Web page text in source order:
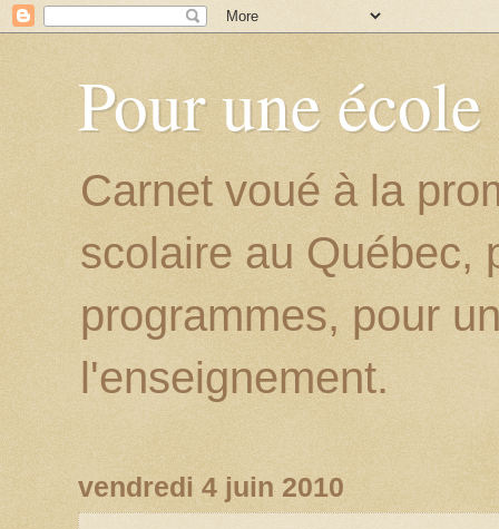
Pour une
Carnet voué à la
scolaire au Québec,
programmes, pour
l'enseignement.
vendredi 4 juin 2010